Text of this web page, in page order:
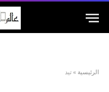
الرئيسية »تيد